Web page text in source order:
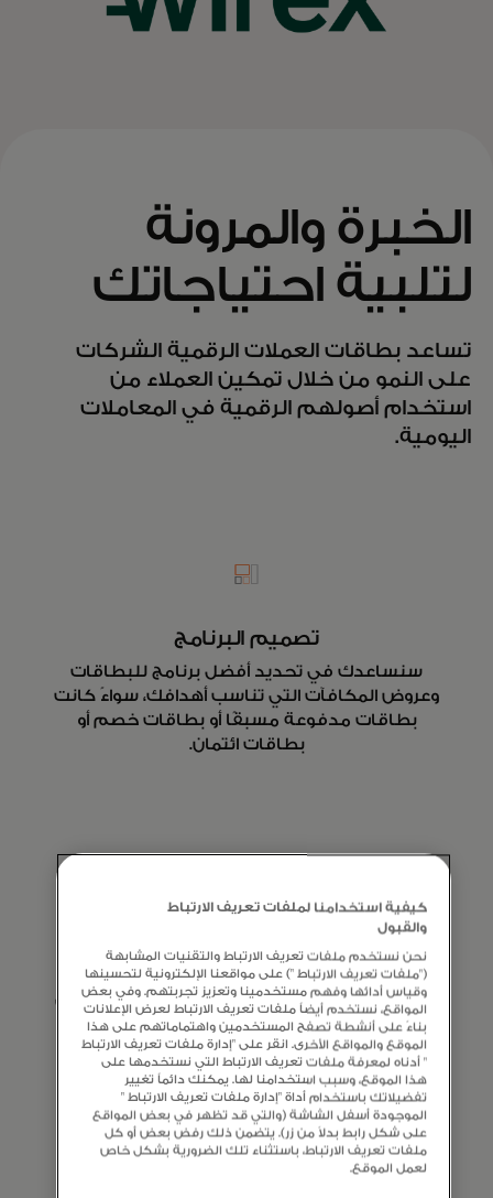
الخبرة والمرونة
لتلبية احتياجاتك
تساعد بطاقات العملات الرقمية الشركات
على النمو من خلال تمكين العملاء من
استخدام أصولهم الرقمية في المعاملات
اليومية.
تصميم البرنامج
سنساعدك في تحديد أفضل برنامج للبطاقات
وعروض المكافآت التي تناسب أهدافك، سواءً كانت
بطاقات مدفوعة مسبقًا أو بطاقات خصم أو
بطاقات ائتمان.
دعم الشركاء والإطلاق
نحن نقدم خدمات إدارة البطاقات، بما في ذلك
الشراكات مع مديري البرامج ورعاة BIN، لمساعدتك
في إطلاق برنامج البطاقة الذي ترغب فيه.
كيفية استخدامنا لملفات تعريف الارتباط
والقبول
نحن نستخدم ملفات تعريف الارتباط والتقنيات المشابهة
("ملفات تعريف الارتباط ") على مواقعنا الإلكترونية لتحسينها
وقياس أدائها وفهم مستخدمينا وتعزيز تجربتهم. وفي بعض
المواقع، نستخدم أيضاً ملفات تعريف الارتباط لعرض الإعلانات
بناءً على أنشطة تصفح المستخدمين واهتماماتهم على هذا
الموقع والمواقع الأخرى. انقر على "إدارة ملفات تعريف الارتباط
" أدناه لمعرفة ملفات تعريف الارتباط التي نستخدمها على
هذا الموقع، وسبب استخدامنا لها. يمكنك دائماً تغيير
تفضيلاتك باستخدام أداة "إدارة ملفات تعريف الارتباط "
الموجودة أسفل الشاشة (والتي قد تظهر في بعض المواقع
على شكل رابط بدلاً من زر). يتضمن ذلك رفض بعض أو كل
ملفات تعريف الارتباط، باستثناء تلك الضرورية بشكل خاص
لعمل الموقع.